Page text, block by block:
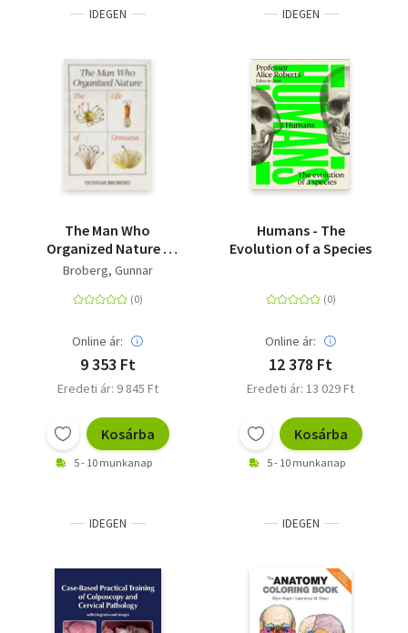
IDEGEN
The Man Who
Organized Nature -
The Life of Linnaeus
Broberg, Gunnar
Online ár:
9 353 Ft
Eredeti ár: 9 845 Ft
Kosárba
5 - 10 munkanap
IDEGEN
Humans - The
Evolution of a Species
Online ár:
12 378 Ft
Eredeti ár: 13 029 Ft
Kosárba
5 - 10 munkanap
IDEGEN IDEGEN